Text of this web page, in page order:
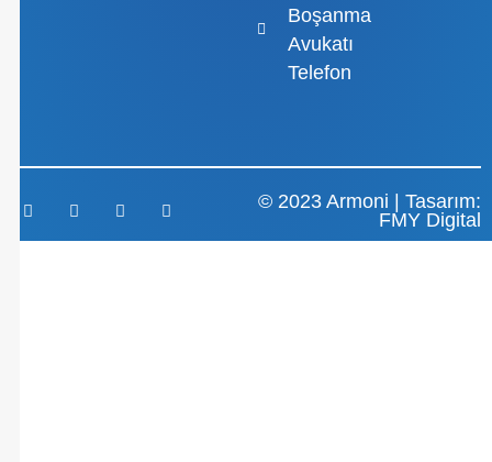
Boşanma
Avukatı
Telefon
© 2023 Armoni | Tasarım:
FMY Digital